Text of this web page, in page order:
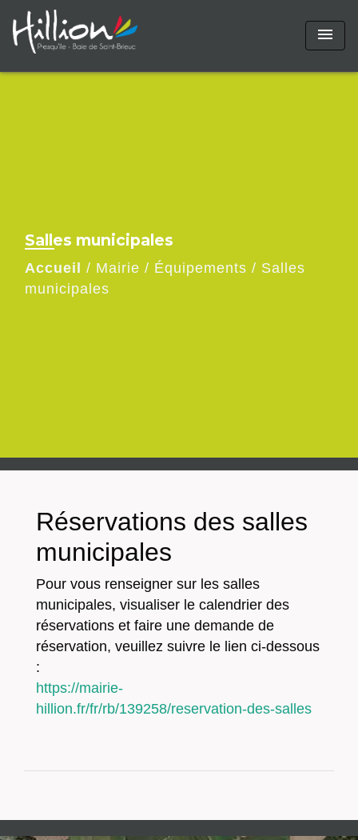
menu
Salles municipales
Accueil / Mairie / Équipements / Salles
municipales
Réservations des salles
municipales
Pour vous renseigner sur les salles
municipales, visualiser le calendrier des
réservations et faire une demande de
réservation, veuillez suivre le lien ci-dessous
:
https://mairie-
hillion.fr/fr/rb/139258/reservation-des-salles